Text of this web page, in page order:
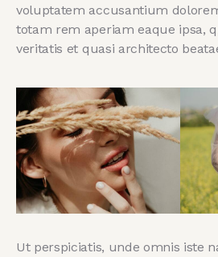
voluptatem accusantium
totam rem aperiam eaque ipsa,
veritatis et quasi architecto
Ut perspiciatis, unde omnis iste